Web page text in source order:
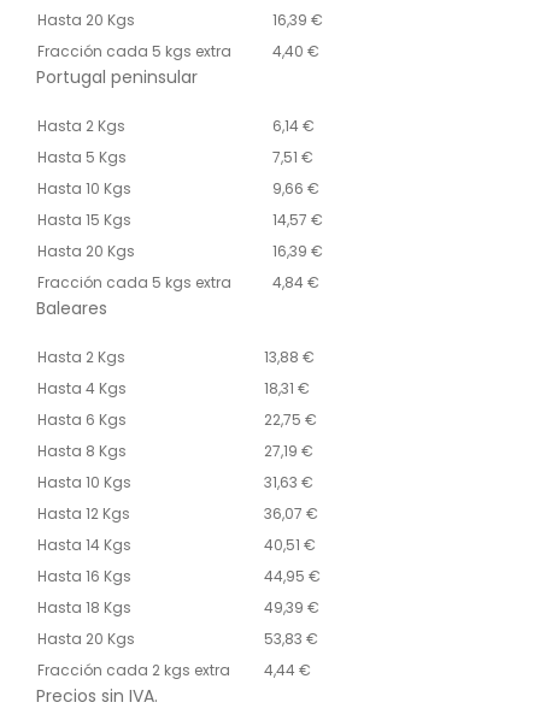
Hasta 20 Kgs
16,39 €
Fracción cada 5 kgs extra
4,40 €
Portugal peninsular
Hasta 2 Kgs
6,14 €
Hasta 5 Kgs
7,51 €
Hasta 10 Kgs
9,66 €
Hasta 15 Kgs
14,57 €
Hasta 20 Kgs
16,39 €
Fracción cada 5 kgs extra
4,84 €
Baleares
Hasta 2 Kgs
13,88 €
Hasta 4 Kgs
18,31 €
Hasta 6 Kgs
22,75 €
Hasta 8 Kgs
27,19 €
Hasta 10 Kgs
31,63 €
Hasta 12 Kgs
36,07 €
Hasta 14 Kgs
40,51 €
Hasta 16 Kgs
44,95 €
Hasta 18 Kgs
49,39 €
Hasta 20 Kgs
53,83 €
Fracción cada 2 kgs extra
4,44 €
Precios sin IVA.